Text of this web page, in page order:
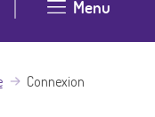
Menu
Connexion